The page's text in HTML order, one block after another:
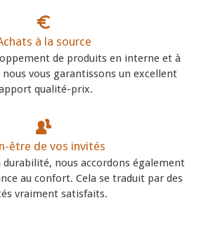
à la source
de produits en interne et à
vous garantissons un excellent
qualité-prix.
être de vos invités
nous accordons également
au confort. Cela se traduit par des
vraiment satisfaits.